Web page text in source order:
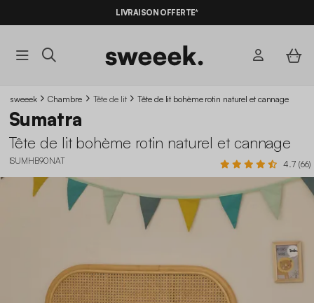
LIVRAISON OFFERTE*
sweeek Chambre Tête de lit Tête de lit bohème rotin naturel et cannage
Sumatra
Tête de lit bohème rotin naturel et cannage
ISUMHB90NAT 4.7 (66)